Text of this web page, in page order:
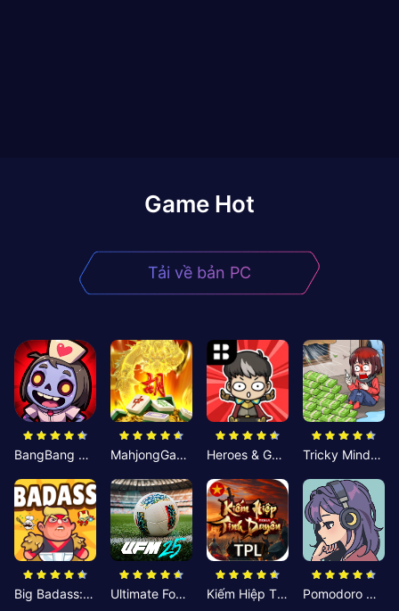
Game Hot
Tải về bản PC
BangBang Zombies:Chiến Shelter MahjongGame Heroes & Gear? Yoink! Tricky Minds: Brainy Puzzle
Big Badass: Game AFK Idle RPG Ultimate Football Manager Kiếm Hiệp Tình Duyên Pomodoro Nhỏ: Giờ Tập Trung